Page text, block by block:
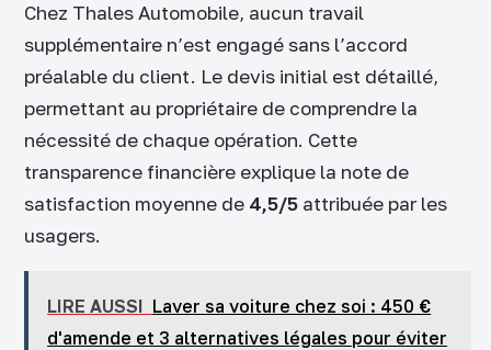
Chez Thales Automobile, aucun travail
supplémentaire n’est engagé sans l’accord
préalable du client. Le devis initial est détaillé,
permettant au propriétaire de comprendre la
nécessité de chaque opération. Cette
transparence financière explique la note de
satisfaction moyenne de 4,5/5 attribuée par les
usagers.
LIRE AUSSI Laver sa voiture chez soi : 450 €
d'amende et 3 alternatives légales pour éviter